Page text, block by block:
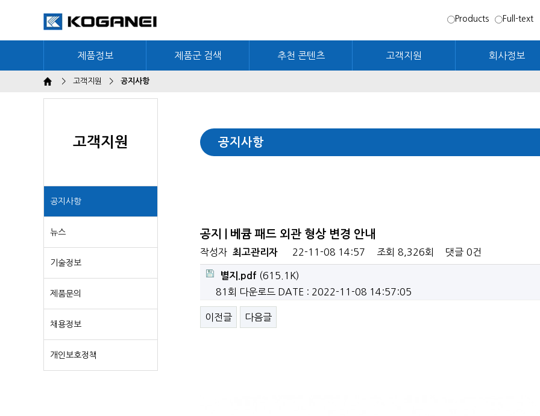
Products Full-text
제품정보 제품군 검색 추천 콘텐츠 고객지원 회사정보
> 고객지원 > 공지사항
고객지원
공지사항
뉴스
기술정보
제품문의
채용정보
개인보호정책
공지사항
공지 | 베큠 패드 외관 형상 변경 안내
작성자 최고관리자 22-11-08 14:57 조회 8,326회 댓글 0건
별지.pdf (615.1K)
81회 다운로드 DATE : 2022-11-08 14:57:05
이전글 다음글